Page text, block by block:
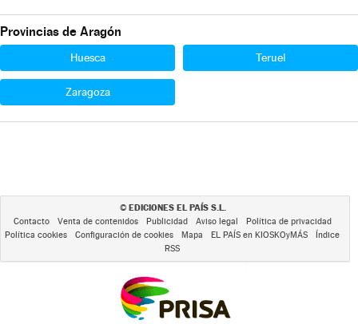
Provincias de Aragón
Huesca Teruel
Zaragoza
© EDICIONES EL PAÍS S.L.
Contacto Venta de contenidos Publicidad Aviso legal
Política de privacidad
Política cookies
Configuración de cookies Mapa EL PAÍS en KIOSKOyMÁS
Índice
RSS